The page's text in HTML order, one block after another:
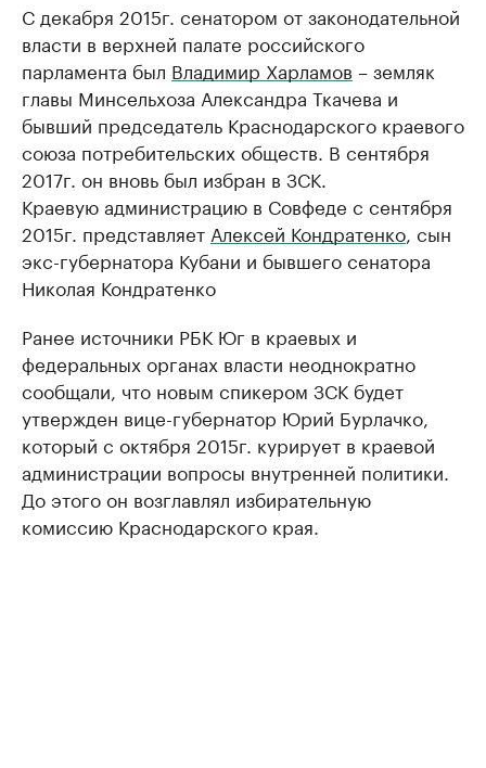
С декабря 2015г. сенатором от законодательной
власти в верхней палате российского
парламента был Владимир Харламов – земляк
главы Минсельхоза Александра Ткачева и
бывший председатель Краснодарского краевого
союза потребительских обществ. В сентября
2017г. он вновь был избран в ЗСК.
Краевую администрацию в Совфеде с сентября
2015г. представляет Алексей Кондратенко, сын
экс-губернатора Кубани и бывшего сенатора
Николая Кондратенко
Ранее источники РБК Юг в краевых и
федеральных органах власти неоднократно
сообщали, что новым спикером ЗСК будет
утвержден вице-губернатор Юрий Бурлачко,
который с октября 2015г. курирует в краевой
администрации вопросы внутренней политики.
До этого он возглавлял избирательную
комиссию Краснодарского края.